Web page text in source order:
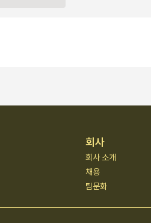
회사
회사 소개
채용
팀문화